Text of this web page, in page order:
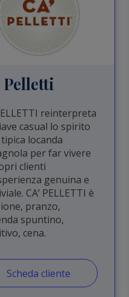
Pelletti
reinterpreta
casual lo spirito
locanda
per far vivere
clienti
genuina e
CA’ PELLETTI è
pranzo,
spuntino,
cena.
Scheda cliente